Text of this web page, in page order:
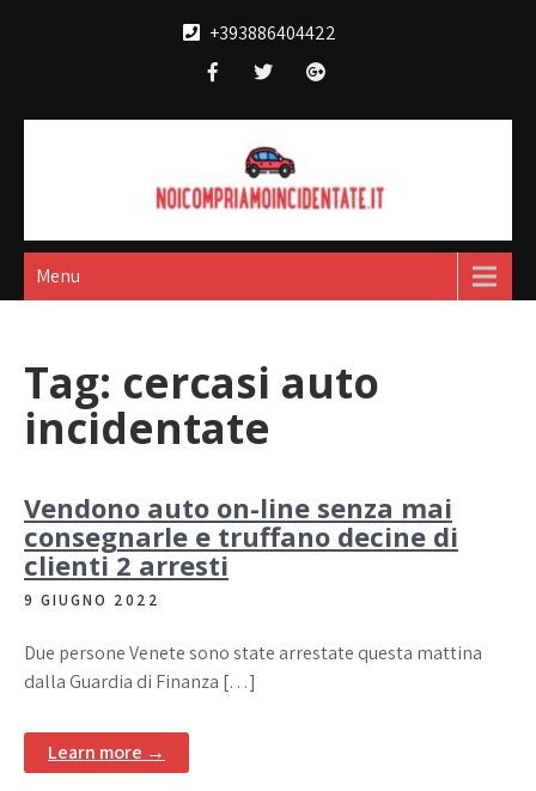
+393886404422
Noi compriamo
incidentate
broker acquisto e vendita automobili
Menu
Tag: cercasi auto
incidentate
Vendono auto on-line senza mai
consegnarle e truffano decine di
clienti 2 arresti
9 GIUGNO 2022
Due persone Venete sono state arrestate questa mattina
dalla Guardia di Finanza […]
Learn more →